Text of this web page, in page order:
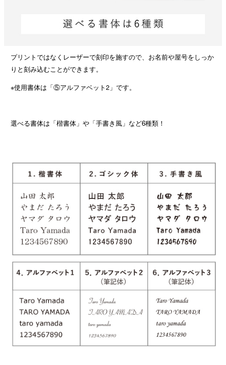
プリントではなくレーザーで刻印を施すので、お名前や屋号をしっか
りと刻み込むことができます。
※使用書体は「⑤アルファベット2」です。
選べる書体は「楷書体」や「手書き風」など6種類！